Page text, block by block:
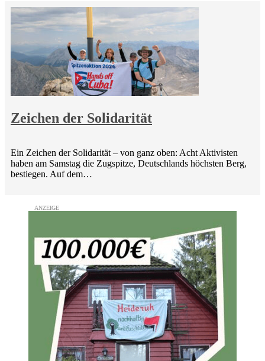
Zeichen der Solidarität
Ein Zeichen der Solidarität – von ganz oben: Acht Aktivisten
haben am Samstag die Zugspitze, Deutschlands höchsten Berg,
bestiegen. Auf dem…